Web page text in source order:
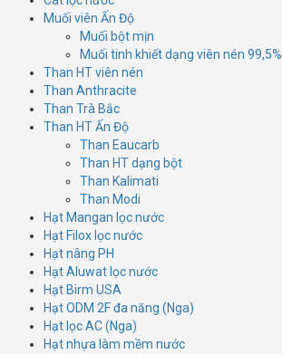
Muối viên Ấn Độ
Muối bột mịn
Muối tinh khiết dạng viên nén 99,5%
Than HT viên nén
Than Anthracite
Than Trà Bắc
Than HT Ấn Độ
Than Eaucarb
Than HT dạng bột
Than Kalimati
Than Modi
Hạt Mangan lọc nước
Hạt Filox lọc nước
Hạt nâng PH
Hạt Aluwat lọc nước
Hạt Birm USA
Hạt ODM 2F đa năng (Nga)
Hạt lọc AC (Nga)
Hạt nhựa làm mềm nước